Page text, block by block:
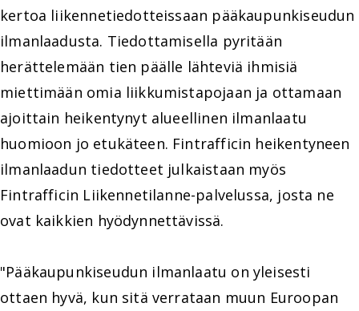
kertoa liikennetiedotteissaan pääkaupunkiseudun
ilmanlaadusta. Tiedottamisella pyritään
herättelemään tien päälle lähteviä ihmisiä
miettimään omia liikkumistapojaan ja ottamaan
ajoittain heikentynyt alueellinen ilmanlaatu
huomioon jo etukäteen. Fintrafficin heikentyneen
ilmanlaadun tiedotteet julkaistaan myös
Fintrafficin Liikennetilanne-palvelussa, josta ne
ovat kaikkien hyödynnettävissä.
"Pääkaupunkiseudun ilmanlaatu on yleisesti
ottaen hyvä, kun sitä verrataan muun Euroopan